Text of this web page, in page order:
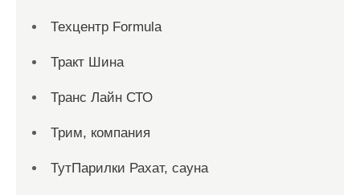
Техцентр Formula
Тракт Шина
Транс Лайн СТО
Трим, компания
ТутПарилки Рахат, сауна